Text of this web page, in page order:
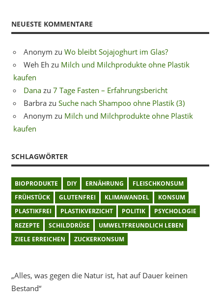
NEUESTE KOMMENTARE
Anonym zu Wo bleibt Sojajoghurt im Glas?
Weh Eh zu Milch und Milchprodukte ohne Plastik
kaufen
Dana zu 7 Tage Fasten – Erfahrungsbericht
Barbra zu Suche nach Shampoo ohne Plastik (3)
Anonym zu Milch und Milchprodukte ohne Plastik
kaufen
SCHLAGWÖRTER
BIOPRODUKTE DIY ERNÄHRUNG
FLEISCHKONSUM
FRÜHSTÜCK
GLUTENFREI KLIMAWANDEL
KONSUM
PLASTIKFREI
PLASTIKVERZICHT POLITIK
PSYCHOLOGIE
REZEPTE
SCHILDDRÜSE
UMWELTFREUNDLICH LEBEN
ZIELE ERREICHEN
ZUCKERKONSUM
„Alles, was gegen die Natur ist, hat auf Dauer keinen
Bestand“